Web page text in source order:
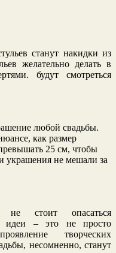
станут накидки из
желательно делать в
будут смотреться
любой свадьбы.
как размер
25 см, чтобы
украшения не мешали за
стоит опасаться
идеи – это не просто
творческих
несомненно, станут